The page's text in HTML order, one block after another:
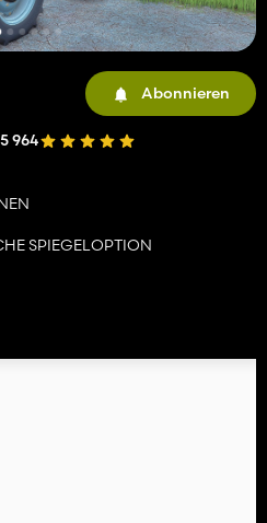
Abonnieren
5 964
SPIEGELOPTION